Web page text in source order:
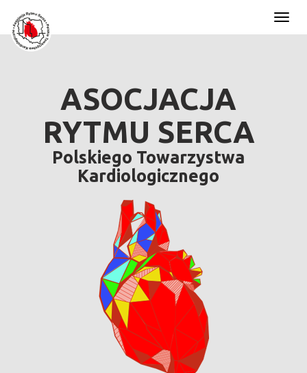
ASOCJACJA
RYTMU SERCA
Polskiego Towarzystwa
Kardiologicznego